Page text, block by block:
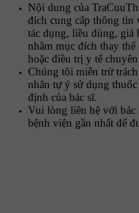
Nội dung của
đích cung cấp thông tin
tác dụng, liều dùng, giá
nhằm mục đích thay thế
hoặc điều trị y tế
Chúng tôi miễn trừ
nhân tự ý sử dụng
định của bác sĩ.
Vui lòng liên hệ với bác
bệnh viện gần nhất để